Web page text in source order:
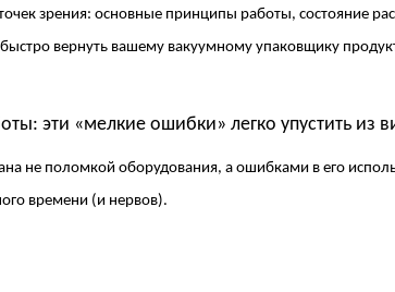
зрения: основные принципы работы, состояние
вернуть вашему вакуумному упаковщику
эти «мелкие ошибки» легко упустить из
не поломкой оборудования, а ошибками в его
времени (и нервов).